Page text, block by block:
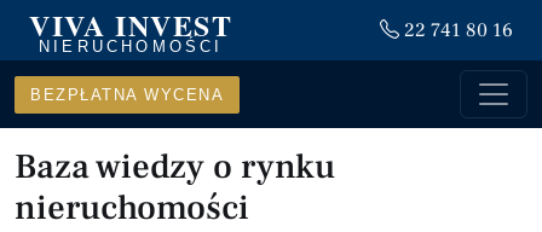
VIVA INVEST
NIERUCHOMOŚCI
22 741 80 16
BEZPŁATNA WYCENA
Baza wiedzy o rynku
nieruchomości